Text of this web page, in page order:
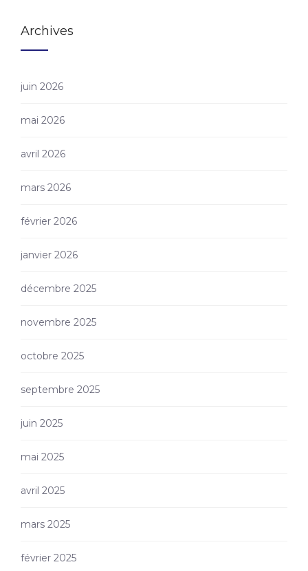
Archives
juin 2026
mai 2026
avril 2026
mars 2026
février 2026
janvier 2026
décembre 2025
novembre 2025
octobre 2025
septembre 2025
juin 2025
mai 2025
avril 2025
mars 2025
février 2025